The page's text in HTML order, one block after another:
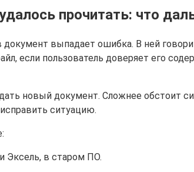
прочитать: что
выпадает ошибка. В ней
если пользователь доверяет его
новый документ. Сложнее обстоит
ситуацию.
Эксель, в старом ПО.